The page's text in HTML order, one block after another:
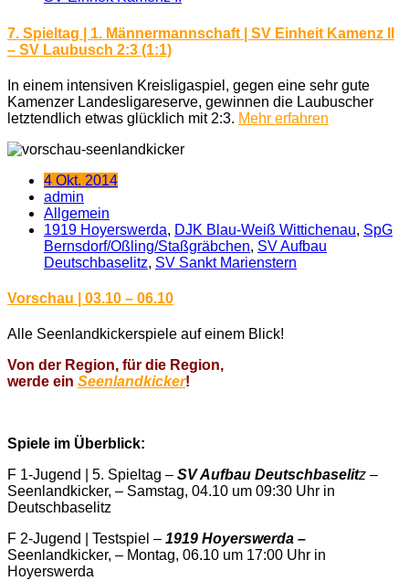
7. Spieltag | 1. Männermannschaft | SV Einheit Kamenz II
– SV Laubusch 2:3 (1:1)
In einem intensiven Kreisligaspiel, gegen eine sehr gute
Kamenzer Landesligareserve, gewinnen die Laubuscher
letztendlich etwas glücklich mit 2:3. Mehr erfahren
4 Okt. 2014
admin
Allgemein
1919 Hoyerswerda, DJK Blau-Weiß Wittichenau, SpG
Bernsdorf/Oßling/Staßgräbchen, SV Aufbau
Deutschbaselitz, SV Sankt Marienstern
Vorschau | 03.10 – 06.10
Alle Seenlandkickerspiele auf einem Blick!
Von der Region, für die Region,
werde ein Seenlandkicker!
Spiele im Überblick:
F 1-Jugend | 5. Spieltag – SV Aufbau Deutschbaselitz –
Seenlandkicker, – Samstag, 04.10 um 09:30 Uhr in
Deutschbaselitz
F 2-Jugend | Testspiel – 1919 Hoyerswerda –
Seenlandkicker, – Montag, 06.10 um 17:00 Uhr in
Hoyerswerda